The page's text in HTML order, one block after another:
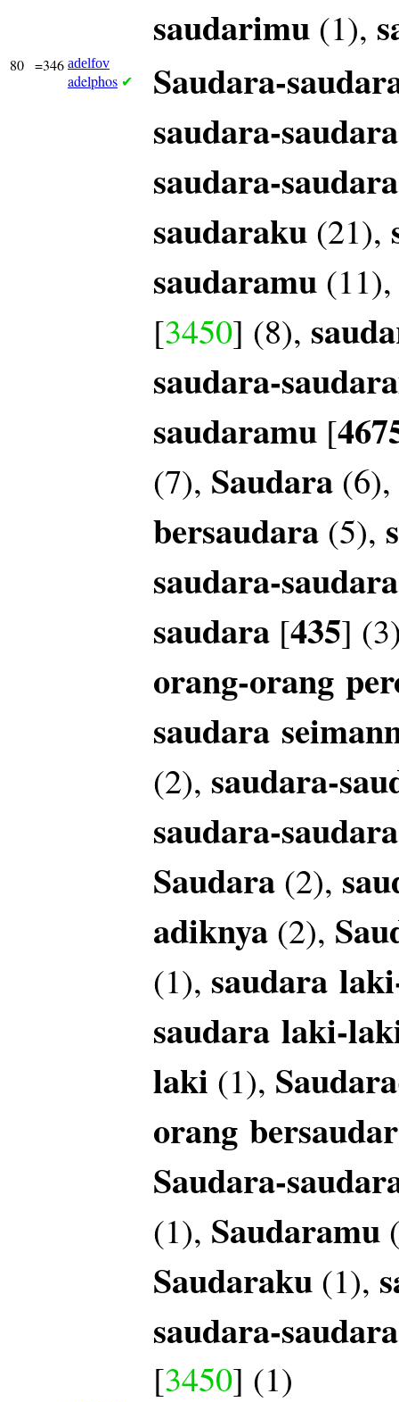
saudarimu (1),
80 =346 adelfov
adelphos ✔
Saudara-
saudara-saudara
saudara-saudara
saudaraku (21),
saudaramu
[3450] (8),
saudara-
saudaramu [
(7), Saudara (6),
bersaudara (5),
saudara-
saudara [435]
orang-orang
saudara
(2), saudara-
saudara-
Saudara (2),
adiknya (2),
(1), saudara
saudara laki-
laki (1),
orang
Saudara-
(1), Saudaramu
Saudaraku (1),
saudara-
[3450] (1)